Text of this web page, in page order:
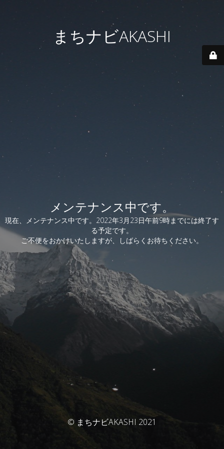
まちナビAKASHI
メンテナンス中です。
現在、メンテナンス中です。2022年3月23日午前9時までには終了す
る予定です。
ご不便をおかけいたしますが、しばらくお待ちください。
© まちナビAKASHI 2021